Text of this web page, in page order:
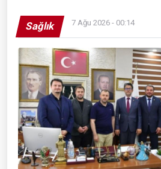
Sağlık 7 Ağu 2026 - 00:14